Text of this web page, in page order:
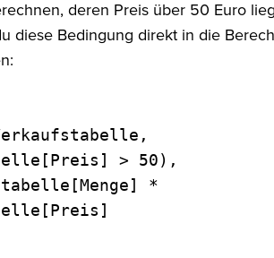
deren Preis über 50 Euro
diese Bedingung direkt in die
> 50),
*